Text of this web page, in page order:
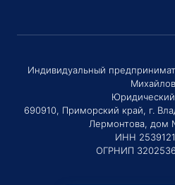
Индивидуальный
690910, Приморский край, г.
Лермонтова, дом
ИНН
ОГРНИП